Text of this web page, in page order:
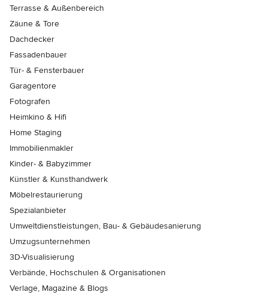
Terrasse & Außenbereich
Zäune & Tore
Dachdecker
Fassadenbauer
Tür- & Fensterbauer
Garagentore
Fotografen
Heimkino & Hifi
Home Staging
Immobilienmakler
Kinder- & Babyzimmer
Künstler & Kunsthandwerk
Möbelrestaurierung
Spezialanbieter
Umweltdienstleistungen, Bau- & Gebäudesanierung
Umzugsunternehmen
3D-Visualisierung
Verbände, Hochschulen & Organisationen
Verlage, Magazine & Blogs